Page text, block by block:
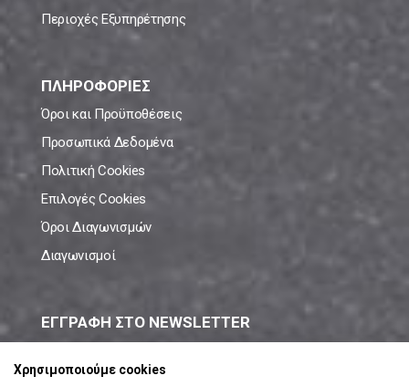
Περιοχές Εξυπηρέτησης
ΠΛΗΡΟΦΟΡΙΕΣ
Όροι και Προϋποθέσεις
Προσωπικά Δεδομένα
Πολιτική Cookies
Επιλογές Cookies
Όροι Διαγωνισμών
Διαγωνισμοί
ΕΓΓΡΑΦΗ ΣΤΟ NEWSLETTER
Χρησιμοποιούμε cookies